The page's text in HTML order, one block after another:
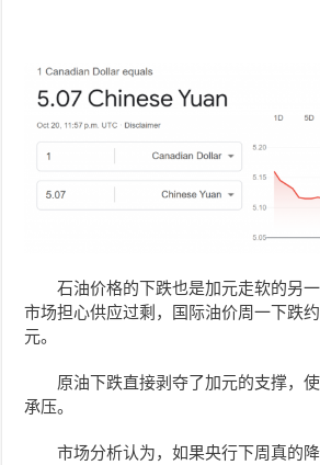
石油价格的下跌也是加元走软的另
市场担心供应过剩，国际油价周一下跌
元。
原油下跌直接剥夺了加元的支撑，
承压。
市场分析认为，如果央行下周真的